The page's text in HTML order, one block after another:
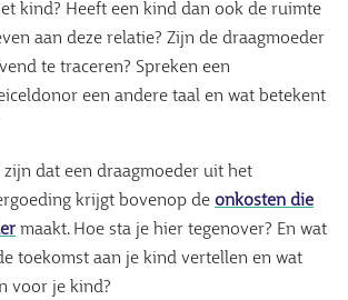
kind? Heeft een kind dan ook de ruimte
aan deze relatie? Zijn de draagmoeder
te traceren? Spreken een
een andere taal en wat betekent
zijn dat een draagmoeder uit het
krijgt bovenop de onkosten die
maakt. Hoe sta je hier tegenover? En wat
toekomst aan je kind vertellen en wat
voor je kind?